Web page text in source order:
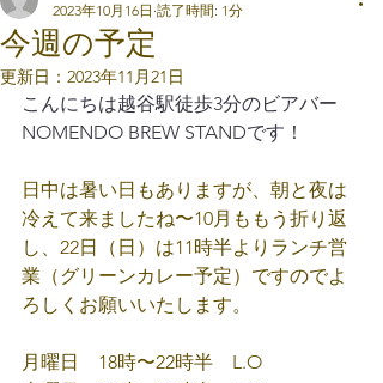
今週の予定
2023年10月16日 読了時間: 1分
更新日： 2023年11月21日
こんにちは越谷駅徒歩3分のビアバー
NOMENDO BREW STANDです！
日中は暑い日もありますが、朝と夜は
冷えて来ましたね〜10月ももう折り返
し、22日（日）は11時半よりランチ営
業（グリーンカレー予定）ですのでよ
ろしくお願いいたします。
月曜日　18時〜22時半　L.O